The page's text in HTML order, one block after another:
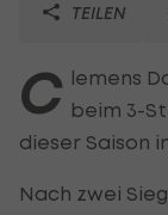
TEILEN
C lemens
beim 3-
dieser Saison
Nach zwei